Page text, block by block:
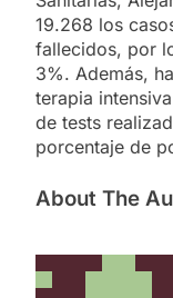
19.268 los
fallecidos, por
3%. Además,
terapia
de tests
porcentaje de
About The